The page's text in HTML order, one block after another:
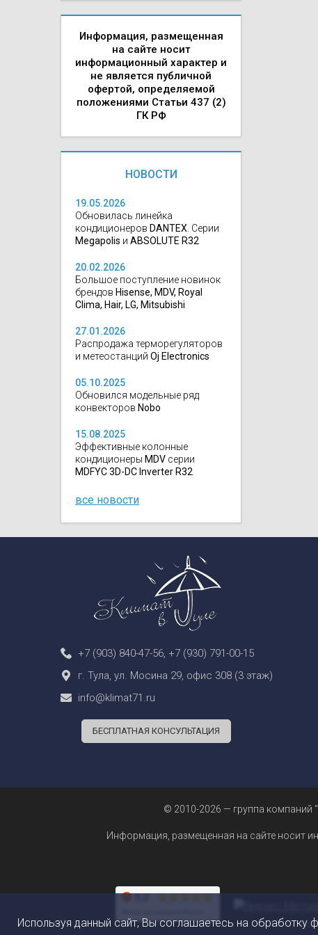
Информация, размещенная
на сайте носит
информационный характер и
не является публичной
офертой, определяемой
положениями Статьи 437 (2)
ГК РФ
НОВОСТИ
19.05.2026
Обновилась линейка
кондиционеров DANTEX. Серии
Megapolis и ABSOLUTE R32
20.02.2026
Большое поступление новинок
брендов Hisense, MDV, Royal
Clima, Hair, LG, Mitsubishi
27.01.2026
Распродажа терморегуляторов
и метеостанций Oj Electronics
05.10.2025
Обновился модельные ряд
конвекторов Nobo
15.08.2025
Эффективные колонные
кондиционеры MDV серии
MDFYC 3D-DC Inverter R32
все новости
+7 (903) 840-47-56, +7 (930) 791-00-15
г. Тула, ул. Мосина 29, офис 308 (3 этаж)
info@klimat71.ru
БЕСПЛАТНАЯ КОНСУЛЬТАЦИЯ
© 2010-2026 — группа компаний
Информация, размещенная на сайте носит
Используя данный сайт, Вы соглашаетесь на